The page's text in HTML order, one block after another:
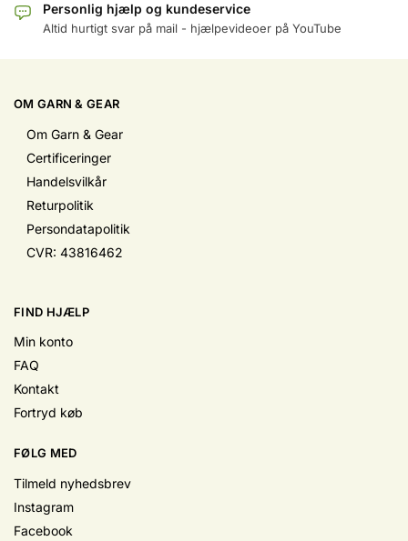
Personlig hjælp og kundeservice
Altid hurtigt svar på mail - hjælpevideoer på YouTube
OM GARN & GEAR
Om Garn & Gear
Certificeringer
Handelsvilkår
Returpolitik
Persondatapolitik
CVR: 43816462
FIND HJÆLP
Min konto
FAQ
Kontakt
Fortryd køb
FØLG MED
Tilmeld nyhedsbrev
Instagram
Facebook